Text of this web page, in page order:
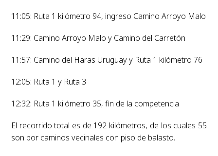
11:05: Ruta 1 kilómetro 94, ingreso Camino Arroyo Malo
11:29: Camino Arroyo Malo y Camino del Carretón
11:57: Camino del Haras Uruguay y Ruta 1 kilómetro 76
12:05: Ruta 1 y Ruta 3
12:32: Ruta 1 kilómetro 35, fin de la competencia
El recorrido total es de 192 kilómetros, de los cuales 55
son por caminos vecinales con piso de balasto.